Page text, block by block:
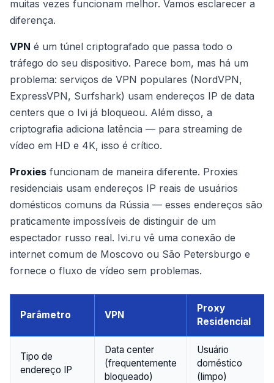
muitas vezes funcionam melhor. Vamos esclarecer a
diferença.
VPN é um túnel criptografado que passa todo o
tráfego do seu dispositivo. Parece bom, mas há um
problema: serviços de VPN populares (NordVPN,
ExpressVPN, Surfshark) usam endereços IP de data
centers que o Ivi já bloqueou. Além disso, a
criptografia adiciona latência — para streaming de
vídeo em HD e 4K, isso é crítico.
Proxies funcionam de maneira diferente. Proxies
residenciais usam endereços IP reais de usuários
domésticos comuns da Rússia — esses endereços são
praticamente impossíveis de distinguir de um
espectador russo real. Ivi.ru vê uma conexão de
internet comum de Moscovo ou São Petersburgo e
fornece o fluxo de vídeo sem problemas.
Parâmetro VPN
Proxy
Residencial
Tipo de
endereço IP
Data center
(frequentemente
bloqueado)
Usuário
doméstico
(limpo)